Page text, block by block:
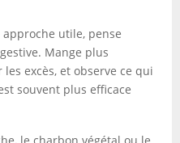
utile, pense
Mange plus
excès, et observe ce qui
souvent plus efficace